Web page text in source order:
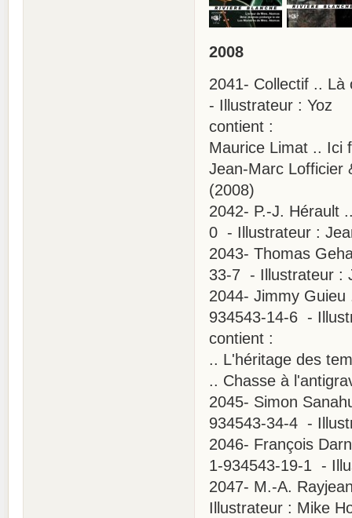
2008
2041- Collectif ..
- Illustrateur : Yoz
contient :
Maurice Limat .. Ici
Jean-Marc Lofficier
(2008)
2042- P.-J. Hérault
0 - Illustrateur :
2043- Thomas
33-7 - Illustrateur :
2044- Jimmy
934543-14-6 -
contient :
.. L'héritage des
.. Chasse à
2045- Simon
934543-34-4 -
2046- François
1-934543-19-1 -
2047- M.-A.
Illustrateur : Mike